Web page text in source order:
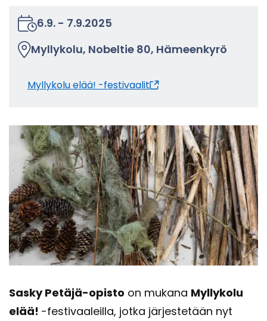
6.9. - 7.9.2025
Myl­ly­ko­lu, No­bel­tie 80, Hä­meen­ky­rö
Myl­ly­ko­lu elää! -​festivaalit
Sasky Petäjä-​opisto on mu­ka­na Myl­ly­ko­lu
elää! -​festivaaleilla, jotka jär­jes­te­tään nyt